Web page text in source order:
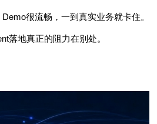
很流畅，一到真实业务就卡住。
落地真正的阻力在别处。